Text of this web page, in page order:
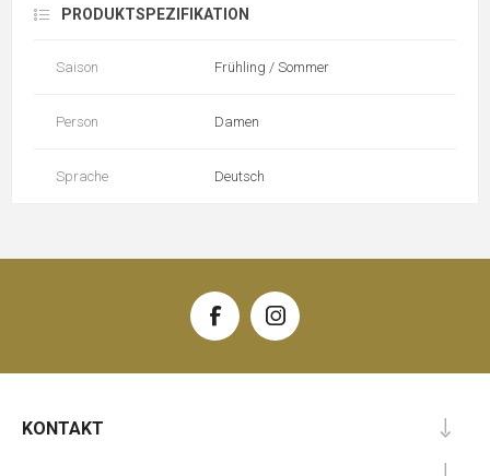
PRODUKTSPEZIFIKATION
Saison Frühling / Sommer
Person Damen
Sprache Deutsch
KONTAKT